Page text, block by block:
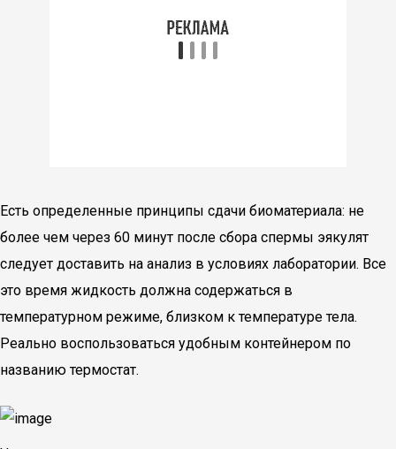
Есть определенные принципы сдачи биоматериала: не
более чем через 60 минут после сбора спермы эякулят
следует доставить на анализ в условиях лаборатории. Все
это время жидкость должна содержаться в
температурном режиме, близком к температуре тела.
Реально воспользоваться удобным контейнером по
названию термостат.